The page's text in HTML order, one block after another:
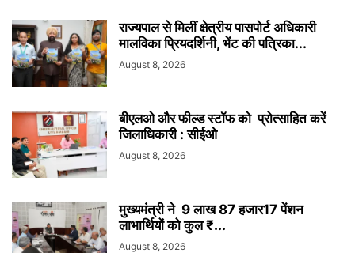
राज्यपाल से मिलीं क्षेत्रीय पासपोर्ट अधिकारी
मालविका प्रियदर्शिनी, भेंट की पत्रिका...
August 8, 2026
बीएलओ और फील्ड स्टॉफ को प्रोत्साहित करें
जिलाधिकारी : सीईओ
August 8, 2026
मुख्यमंत्री ने 9 लाख 87 हजार17 पेंशन
लाभार्थियों को कुल ₹...
August 8, 2026